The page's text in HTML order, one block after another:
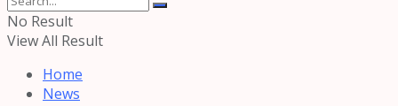
No Result
View All Result
Home
News